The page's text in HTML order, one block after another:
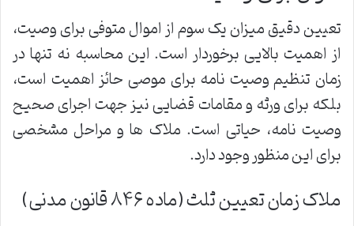
تعیین دقیق میزان یک سوم از اموال متوفی برای وصیت،
از اهمیت بالایی برخوردار است. این محاسبه نه تنها در
زمان تنظیم وصیت نامه برای موصی حائز اهمیت است،
بلکه برای ورثه و مقامات قضایی نیز جهت اجرای صحیح
وصیت نامه، حیاتی است. ملاک ها و مراحل مشخصی
برای این منظور وجود دارد.
ملاک زمان تعیین ثلث (ماده ۸۴۶ قانون مدنی)